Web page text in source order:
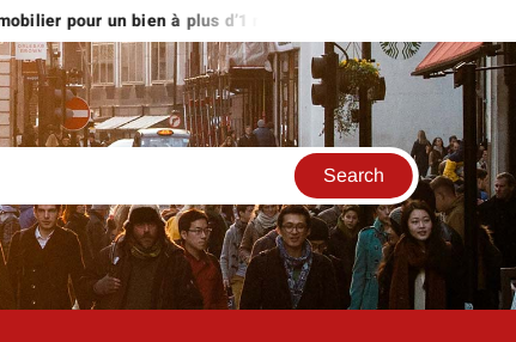
pour un bien à plus d’1 million d’euros ?